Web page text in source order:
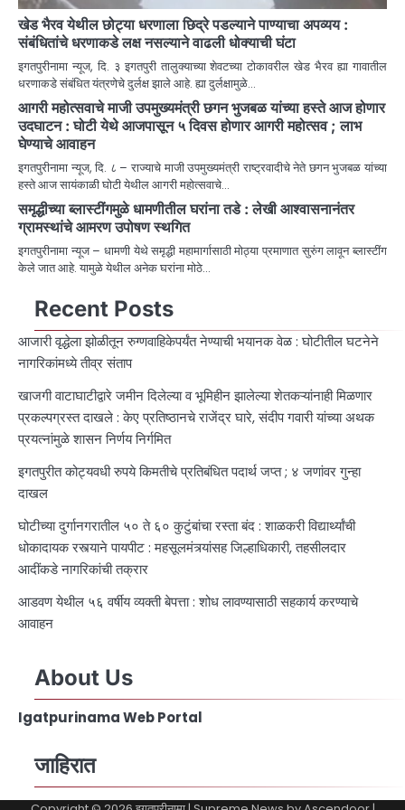
खेड भैरव येथील छोट्या धरणाला छिद्रे पडल्याने पाण्याचा अपव्यय :
संबंधितांचे धरणाकडे लक्ष नसल्याने वाढली धोक्याची घंटा
इगतपुरीनामा न्यूज, दि. ३ इगतपुरी तालुक्याच्या शेवटच्या टोकावरील खेड भैरव ह्या गावातील
धरणाकडे संबंधित यंत्रणेचे दुर्लक्ष झाले आहे. ह्या दुर्लक्षामुळे…
आगरी महोत्सवाचे माजी उपमुख्यमंत्री छगन भुजबळ यांच्या हस्ते आज होणार
उदघाटन : घोटी येथे आजपासून ५ दिवस होणार आगरी महोत्सव ; लाभ
घेण्याचे आवाहन
इगतपुरीनामा न्यूज, दि. ८ – राज्याचे माजी उपमुख्यमंत्री राष्ट्रवादीचे नेते छगन भुजबळ यांच्या
हस्ते आज सायंकाळी घोटी येथील आगरी महोत्सवाचे…
समृद्धीच्या ब्लास्टींगमुळे धामणीतील घरांना तडे : लेखी आश्वासनानंतर
ग्रामस्थांचे आमरण उपोषण स्थगित
इगतपुरीनामा न्यूज – धामणी येथे समृद्धी महामार्गासाठी मोठ्या प्रमाणात सुरुंग लावून ब्लास्टींग
केले जात आहे. यामुळे येथील अनेक घरांना मोठे…
Recent Posts
आजारी वृद्धेला झोळीतून रुग्णवाहिकेपर्यंत नेण्याची भयानक वेळ : घोटीतील घटनेने
नागरिकांमध्ये तीव्र संताप
खाजगी वाटाघाटीद्वारे जमीन दिलेल्या व भूमिहीन झालेल्या शेतकऱ्यांनाही मिळणार
प्रकल्पग्रस्त दाखले : केए प्रतिष्ठानचे राजेंद्र घारे, संदीप गवारी यांच्या अथक
प्रयत्नांमुळे शासन निर्णय निर्गमित
इगतपुरीत कोट्यवधी रुपये किमतीचे प्रतिबंधित पदार्थ जप्त ; ४ जणांवर गुन्हा
दाखल
घोटीच्या दुर्गानगरातील ५० ते ६० कुटुंबांचा रस्ता बंद : शाळकरी विद्यार्थ्यांची
धोकादायक रस्त्याने पायपीट : महसूलमंत्र्यांसह जिल्हाधिकारी, तहसीलदार
आदींकडे नागरिकांची तक्रार
आडवण येथील ५६ वर्षीय व्यक्ती बेपत्ता : शोध लावण्यासाठी सहकार्य करण्याचे
आवाहन
About Us
Igatpurinama Web Portal
जाहिरात